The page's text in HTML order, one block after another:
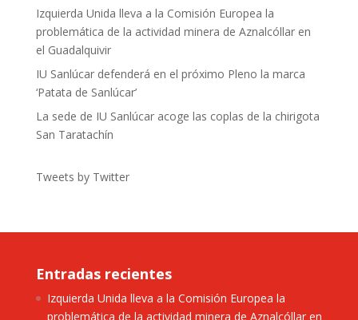
Izquierda Unida lleva a la Comisión Europea la
problemática de la actividad minera de Aznalcóllar en
el Guadalquivir
IU Sanlúcar defenderá en el próximo Pleno la marca
‘Patata de Sanlúcar’
La sede de IU Sanlúcar acoge las coplas de la chirigota
San Taratachín
Tweets by Twitter
Entradas recientes
Izquierda Unida lleva a la Comisión Europea la
problemática de la actividad minera de Aznalcóllar en